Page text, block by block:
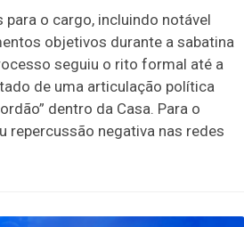
o cargo, incluindo notável
objetivos durante a sabatina
seguiu o rito formal até a
de uma articulação política
dentro da Casa. Para o
repercussão negativa nas redes